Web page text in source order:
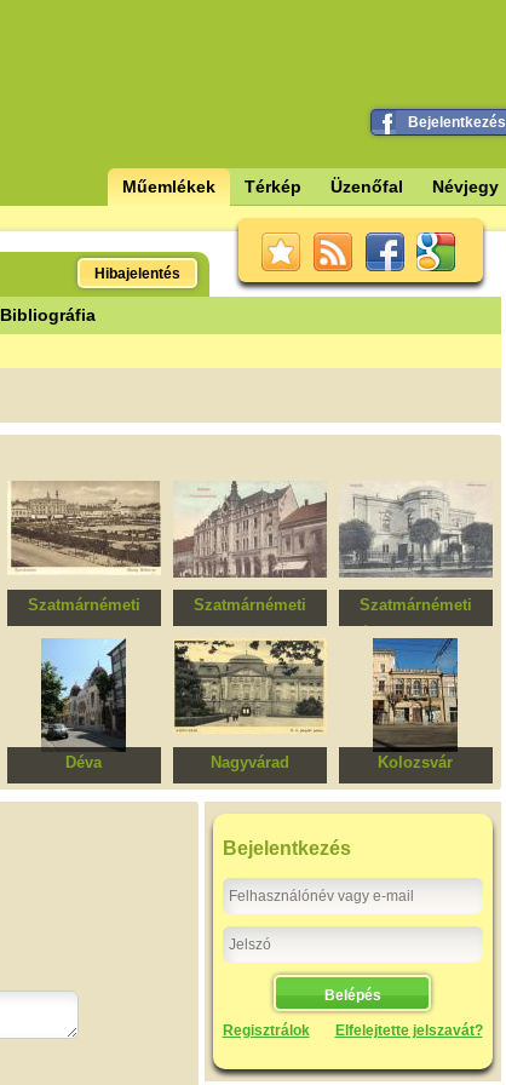
Bejelentkezés
Műemlékek Térkép Üzenőfal Névjegy
Hibajelentés
Bibliográfia
Szatmárnémeti
Szabadság tér
műemlékövezete
Szatmárnémeti
Pannónia Szálló, ma
Dacia Hotel
Szatmárnémeti
Északi Színház
Déva
Dévai Színház
Nagyvárad
Római katolikus
püspöki palota
Kolozsvár
Iparos Egylet
székháza
Bejelentkezés
Regisztrálok Elfelejtette jelszavát?